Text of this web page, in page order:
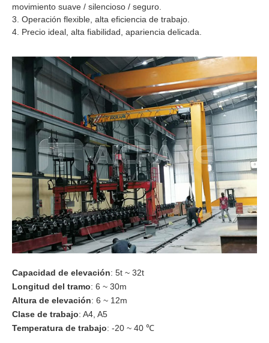
movimiento suave / silencioso / seguro.
Operación flexible, alta eficiencia de trabajo.
Precio ideal, alta fiabilidad, apariencia delicada.
Capacidad de elevación: 5t ~ 32t
Longitud del tramo: 6 ~ 30m
Altura de elevación: 6 ~ 12m
Clase de trabajo: A4, A5
Temperatura de trabajo: -20 ~ 40 ℃